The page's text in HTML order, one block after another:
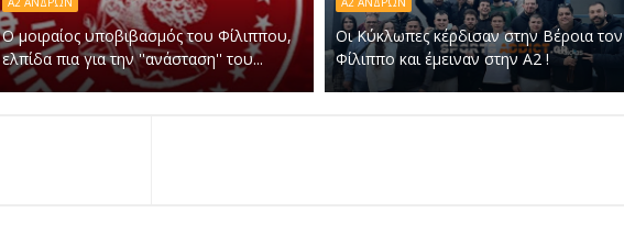
Ο μοιραίος υποβιβασμός του Φίλιππου,
ελπίδα πια για την ''ανάσταση'' του...
Οι Κύκλωπες κέρδισαν στην Βέροια τον
Φίλιππο και έμειναν στην Α2 !